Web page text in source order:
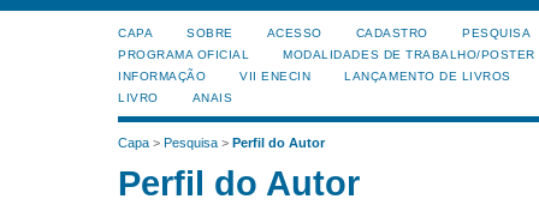
CAPA SOBRE ACESSO CADASTRO
PESQUISA
PROGRAMA OFICIAL
MODALIDADES DE TRABALHO/POSTER
INFORMAÇÃO
VII ENECIN
LANÇAMENTO DE LIVROS
LIVRO
ANAIS
Capa > Pesquisa > Perfil do Autor
Perfil do Autor